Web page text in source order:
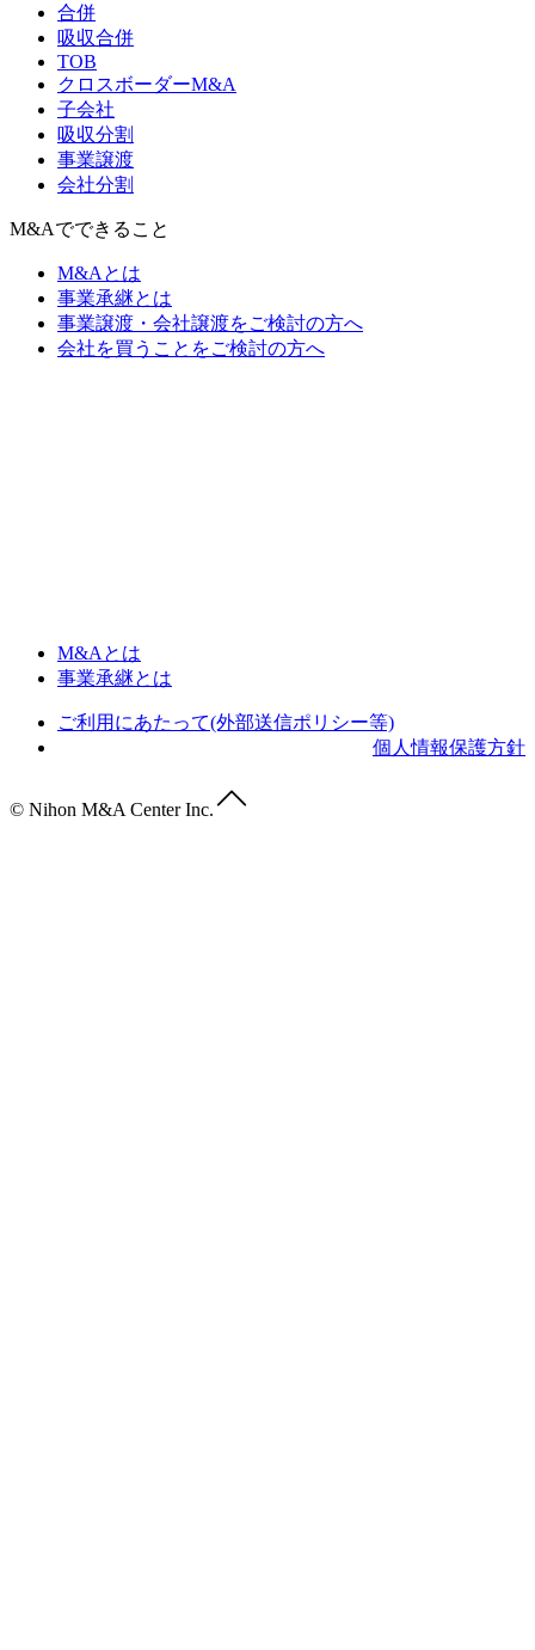
合併
吸収合併
TOB
クロスボーダーM&A
子会社
吸収分割
事業譲渡
会社分割
M&Aでできること
M&Aとは
事業承継とは
事業譲渡・会社譲渡をご検討の方へ
会社を買うことをご検討の方へ
M&Aとは
事業承継とは
ご利用にあたって(外部送信ポリシー等)
個人情報保護方針
© Nihon M&A Center Inc.